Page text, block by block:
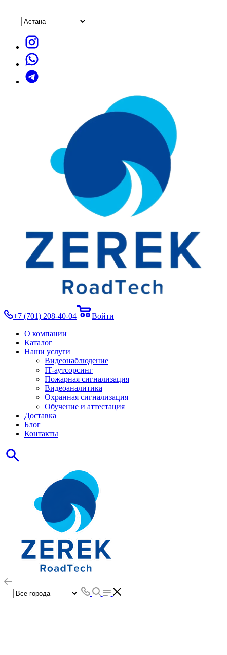
+7 (701) 208-40-04
Войти
О компании
Каталог
Наши услуги
Видеонаблюдение
IT-аутсорсинг
Пожарная сигнализация
Видеоаналитика
Охранная сигнализация
Обучение и аттестация
Доставка
Блог
Контакты